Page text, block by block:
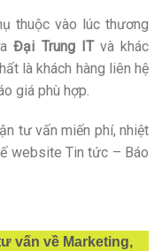
thuộc vào lúc thương
Đại Trung ITvà khác
là khách hàng liên hệ
giá phù hợp.
tư vấn miến phí, nhiệt
website Tin tức – Báo
vấn về Marketing,